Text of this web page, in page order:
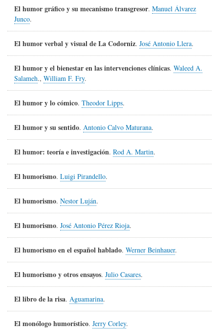
El humor gráfico y su mecanismo transgresor. Manuel Álvarez
Junco.
El humor verbal y visual de La Codorniz. José Antonio Llera.
El humor y el bienestar en las intervenciones clínicas. Waleed A.
Salameh., William F. Fry.
El humor y lo cómico. Theodor Lipps.
El humor y su sentido. Antonio Calvo Maturana.
El humor: teoría e investigación. Rod A. Martin.
El humorismo. Luigi Pirandello.
El humorismo. Nestor Luján.
El humorismo. José Antonio Pérez Rioja.
El humorismo en el español hablado. Werner Beinhauer.
El humorismo y otros ensayos. Julio Casares.
El libro de la risa. Aguamarina.
El monólogo humorístico. Jerry Corley.